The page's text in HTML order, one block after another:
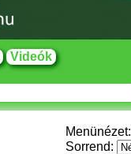
Videók
Menünézet:
Sorrend: